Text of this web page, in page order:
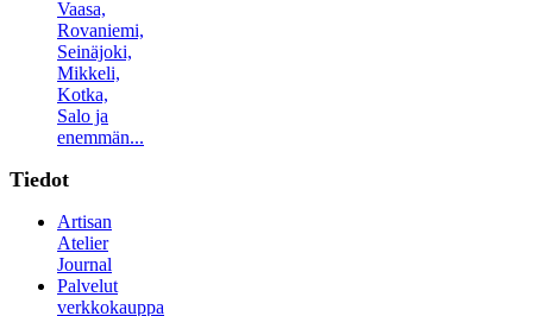
Vaasa,
Rovaniemi,
Seinäjoki,
Mikkeli,
Kotka,
Salo ja
enemmän...
Tiedot
Artisan
Atelier
Journal
Palvelut
verkkokauppa